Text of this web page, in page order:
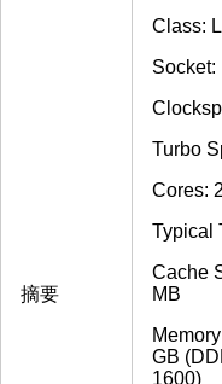
摘要
Class:
Socket:
Turbo
Cores:
Typical
Cache
MB
GB
1600)